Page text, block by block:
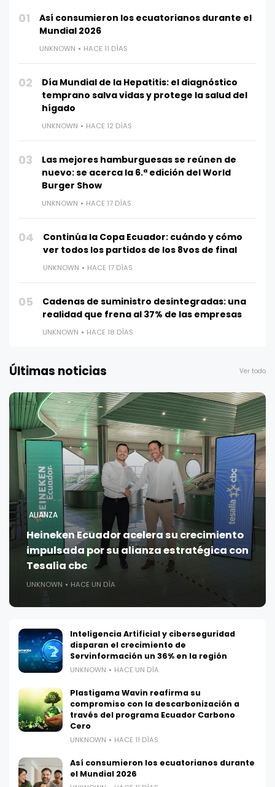
01
Así consumieron los ecuatorianos durante el
Mundial 2026
UNKNOWN HACE 11 DÍAS
02
Día Mundial de la Hepatitis: el diagnóstico
temprano salva vidas y protege la salud del
hígado
UNKNOWN HACE 12 DÍAS
03
Las mejores hamburguesas se reúnen de
nuevo: se acerca la 6.ª edición del World
Burger Show
UNKNOWN HACE 17 DÍAS
04
Continúa la Copa Ecuador: cuándo y cómo
ver todos los partidos de los 8vos de final
UNKNOWN HACE 17 DÍAS
05
Cadenas de suministro desintegradas: una
realidad que frena al 37% de las empresas
UNKNOWN HACE 18 DÍAS
Últimas noticias Ver todo
ALIANZA
Heineken Ecuador acelera su crecimiento
impulsada por su alianza estratégica con
Tesalia cbc
UNKNOWN HACE UN DÍA
Inteligencia Artificial y ciberseguridad
disparan el crecimiento de
Servinformación un 36% en la región
UNKNOWN HACE UN DÍA
Plastigama Wavin reafirma su
compromiso con la descarbonización a
través del programa Ecuador Carbono
Cero
UNKNOWN HACE 11 DÍAS
Así consumieron los ecuatorianos durante
el Mundial 2026